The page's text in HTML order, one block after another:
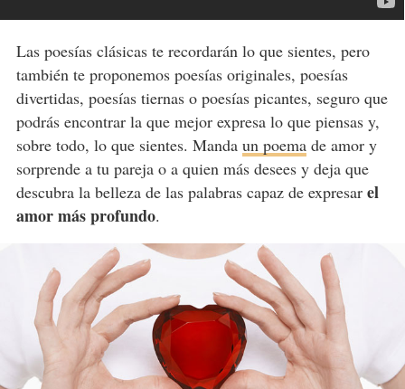
Las poesías clásicas te recordarán lo que sientes, pero
también te proponemos poesías originales, poesías
divertidas, poesías tiernas o poesías picantes, seguro que
podrás encontrar la que mejor expresa lo que piensas y,
sobre todo, lo que sientes. Manda un poemade amor y
sorprende a tu pareja o a quien más desees y deja que
descubra la belleza de las palabras capaz de expresar el
amor más profundo.